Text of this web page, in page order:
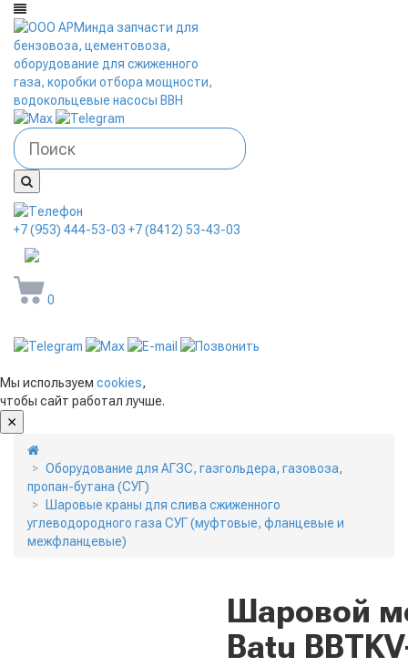
+7 (953) 444-53-03 +7 (8412) 53-43-03
0
Мы используем cookies,
чтобы сайт работал лучше.
Оборудование для АГЗС, газгольдера, газовоза,
пропан-бутана (СУГ)
Шаровые краны для слива сжиженного
углеводородного газа СУГ (муфтовые, фланцевые и
межфланцевые)
Шаровой
Batu